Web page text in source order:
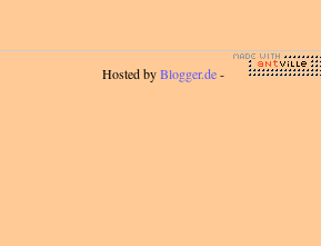
Hosted byBlogger.de-